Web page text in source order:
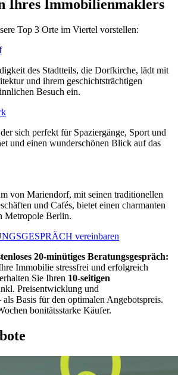
Ihres Immobilienmaklers
Top 3 Orte im Viertel vorstellen:
des Stadtteils, die Dorfkirche, lädt mit
und ihrem geschichtsträchtigen
Besuch ein.
sich perfekt für Spaziergänge, Sport und
und einen wunderschönen Blick auf das
von Mariendorf, mit seinen traditionellen
und Cafés, bietet einen charmanten
Metropole Berlin.
vereinbaren
20-minütiges Beratungsgespräch:
Immobilie stressfrei und erfolgreich
Sie Ihren 10-seitigen
Preisentwicklung und
als Basis für den optimalen Angebotspreis.
bonitätsstarke Käufer.